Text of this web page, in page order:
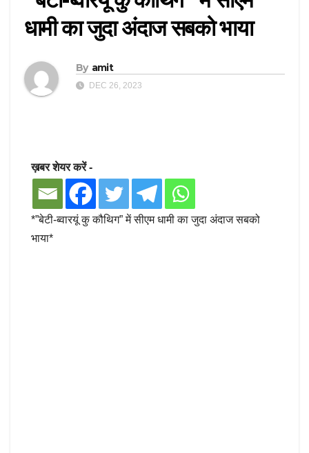
धामी का जुदा अंदाज सबको भाया
By amit
DEC 26, 2023
ख़बर शेयर करें -
*”बेटी-ब्वारयूं कु कौथिग” में सीएम धामी का जुदा अंदाज सबको
भाया*